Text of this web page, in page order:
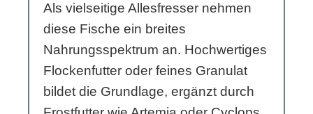
Als vielseitige Allesfresser nehmen
diese Fische ein breites
Nahrungsspektrum an. Hochwertiges
Flockenfutter oder feines Granulat
bildet die Grundlage, ergänzt durch